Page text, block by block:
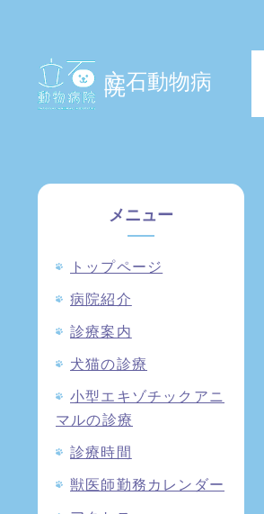
立石動物病
院
メニュー
トップページ
病院紹介
診療案内
犬猫の診療
小型エキゾチックアニ
マルの診療
診療時間
獣医師勤務カレンダー